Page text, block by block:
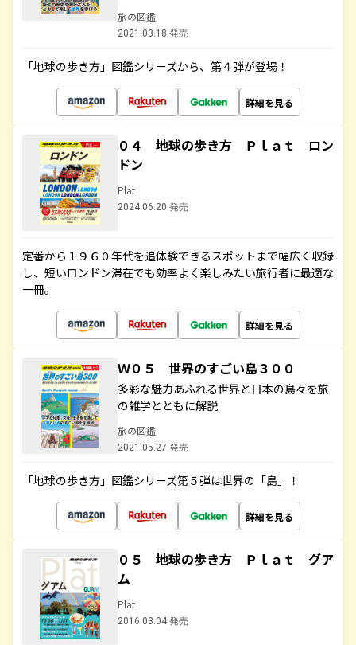
旅の図鑑
2021.03.18 発売
「地球の歩き方」図鑑シリーズから、第４弾が登場！
詳細を見る
０４ 地球の歩き方 Ｐｌａｔ ロン
ドン
Plat
2024.06.20 発売
定番から１９６０年代を追体験できるスポットまで幅広く収録
し、短いロンドン滞在でも効率よく楽しみたい旅行者に最適な
一冊。
詳細を見る
Ｗ０５ 世界のすごい島３００
多彩な魅力あふれる世界と日本の島々を旅
の雑学とともに解説
旅の図鑑
2021.05.27 発売
「地球の歩き方」図鑑シリーズ第５弾は世界の「島」！
詳細を見る
０５ 地球の歩き方 Ｐｌａｔ グア
ム
Plat
2016.03.04 発売